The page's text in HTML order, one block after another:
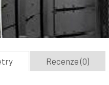
Recenze (0)